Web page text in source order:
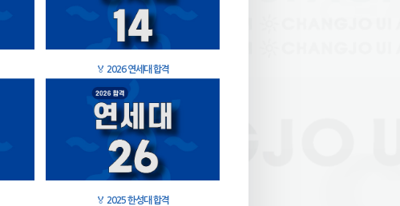
🏅 2026 연세대 합격
🏅 2025 한성대 합격